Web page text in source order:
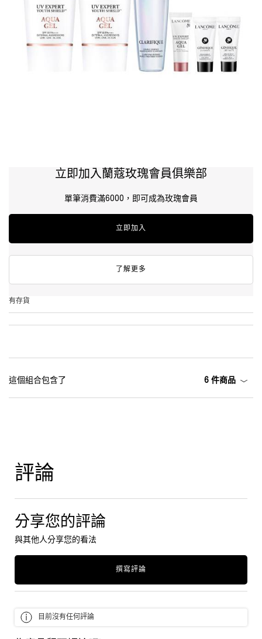
立即加入蘭蔻玫瑰會員俱樂部
單筆消費滿6000，即可成為玫瑰會員
立即加入
了解更多
有存貨
這個組合包含了 6 件商品
評論
分享您的評論
與其他人分享您的看法
撰寫評論
目前沒有任何評論